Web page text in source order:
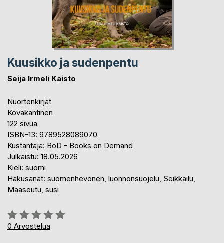
Kuusikko ja sudenpentu
Seija Irmeli Kaisto
Nuortenkirjat
Kovakantinen
122 sivua
ISBN-13: 9789528089070
Kustantaja: BoD - Books on Demand
Julkaistu: 18.05.2026
Kieli: suomi
Hakusanat: suomenhevonen, luonnonsuojelu, Seikkailu,
Maaseutu, susi
Arvostelu::
0%
0 Arvostelua